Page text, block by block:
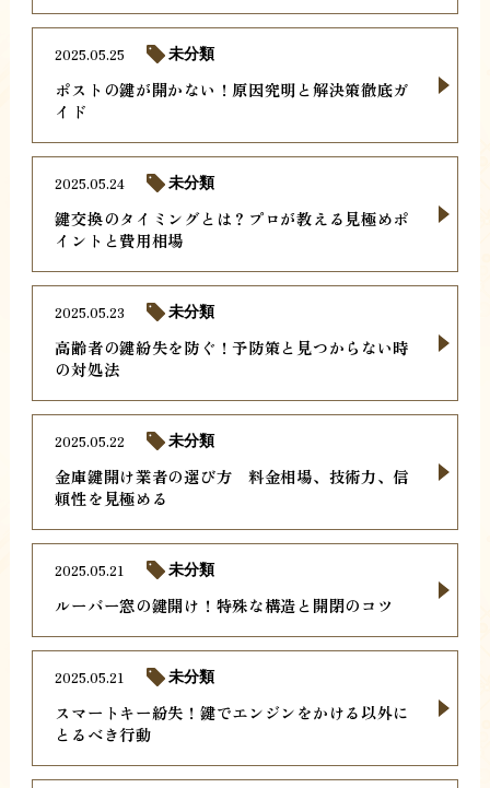
ポストの鍵が開かない！原因究明と解決策徹底ガ
イド
2025.05.25 未分類
鍵交換のタイミングとは？プロが教える見極めポ
イントと費用相場
2025.05.24 未分類
高齢者の鍵紛失を防ぐ！予防策と見つからない時
の対処法
2025.05.23 未分類
金庫鍵開け業者の選び方 料金相場、技術力、信
頼性を見極める
2025.05.22 未分類
ルーバー窓の鍵開け！特殊な構造と開閉のコツ
2025.05.21 未分類
スマートキー紛失！鍵でエンジンをかける以外に
とるべき行動
2025.05.21 未分類